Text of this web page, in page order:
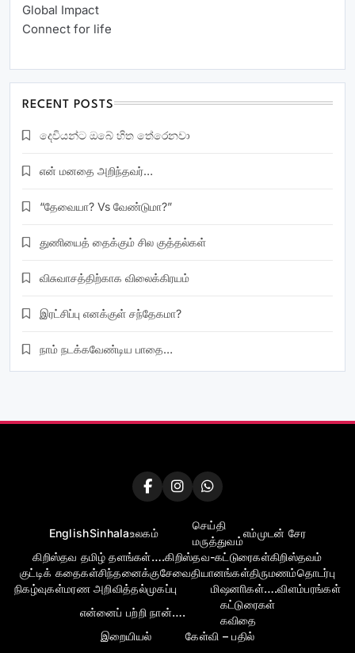
Global Impact
Connect for life
RECENT POSTS
දෙවියන්ට ඔබේ හිත තේරෙනවා
என் மனதை அறிந்தவர்…
“தேவையா? Vs வேண்டுமா?”
துணியைத் தைக்கும் சில குத்தல்கள்
விசுவாசத்திற்காக விலைக்கிரயம்
இரட்சிப்பு எனக்குள் சந்தேகமா?
நாம் நடக்கவேண்டிய பாதை…
EnglishSinhalaஉலகம்
செய்தி
மருத்துவம்
எம்முடன் சேர
கிறிஸ்தவ தமிழ் தளங்கள்….கிறிஸ்தவ-கட்டுரைகள்கிறிஸ்தவம்
குட்டிக் கதைகள்சிந்தனைக்குசேவைதியானங்கள்திருமணம்தொடர்பு
நிகழ்வுகள்மரண அறிவித்தல்முகப்பு மிஷனாிகள்….விளம்பரங்கள்
என்னைப் பற்றி நான்….
கட்டுரைகள்
கவிதை
இறையியல்
கேள்வி – பதில்